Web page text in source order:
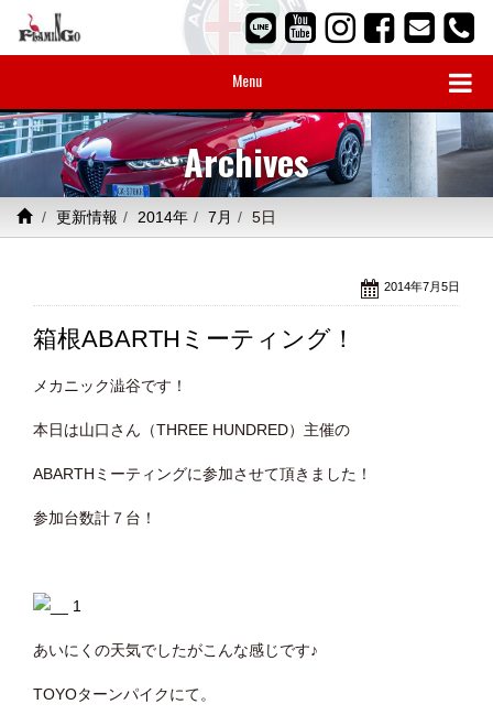
Menu
Archives
更新情報 2014年 7月 5日
2014年7月5日
箱根ABARTHミーティング！
メカニック澁谷です！
本日は山口さん（THREE HUNDRED）主催の
ABARTHミーティングに参加させて頂きました！
参加台数計７台！
あいにくの天気でしたがこんな感じです♪
TOYOターンパイクにて。